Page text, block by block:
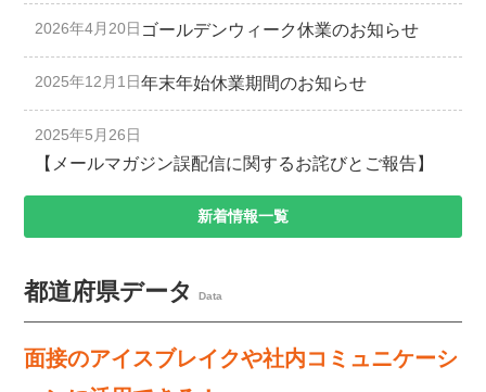
ゴールデンウィーク休業のお知らせ
2026年4月20日
年末年始休業期間のお知らせ
2025年12月1日
【メールマガジン誤配信に関するお詫びとご報告】
2025年5月26日
新着情報一覧
都道府県データ Data
面接のアイスブレイクや社内コミュニケーシ